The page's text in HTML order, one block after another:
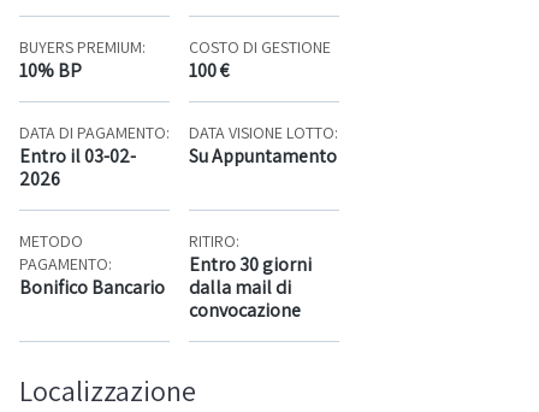
BUYERS PREMIUM:
10% BP
COSTO DI GESTIONE
100 €
DATA DI PAGAMENTO:
Entro il 03-02-
2026
DATA VISIONE LOTTO:
Su Appuntamento
METODO
PAGAMENTO:
Bonifico Bancario
RITIRO:
Entro 30 giorni
dalla mail di
convocazione
Localizzazione